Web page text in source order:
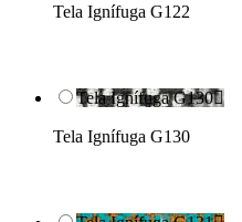
Tela Ignífuga G122
Tela Ignífuga G130
Tela Ignífuga G130